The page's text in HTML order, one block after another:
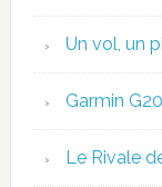
Un vol, un
Garmin
Le Rivale